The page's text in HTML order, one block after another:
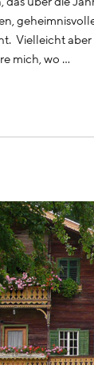
Vielleicht
mich, wo …